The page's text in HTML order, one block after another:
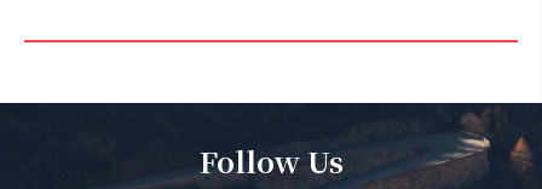
Follow Us